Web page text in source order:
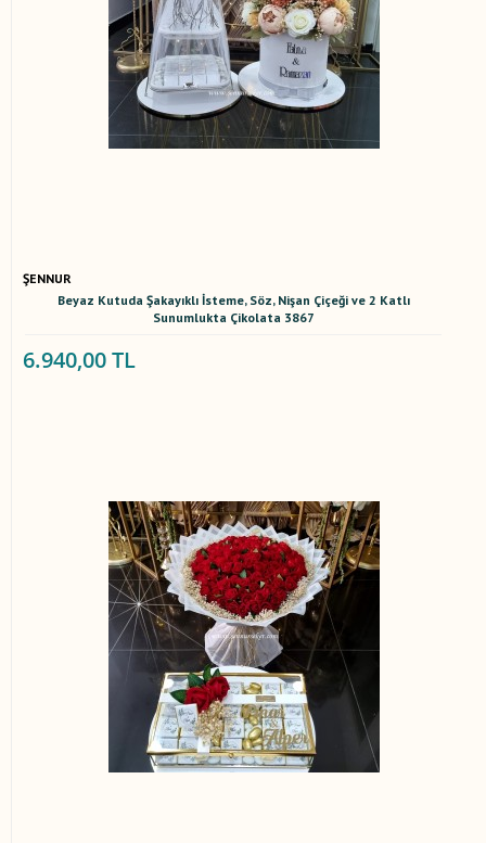
ŞENNUR
Beyaz Kutuda Şakayıklı İsteme, Söz, Nişan Çiçeği ve 2 Katlı
Sunumlukta Çikolata 3867
6.940,00 TL